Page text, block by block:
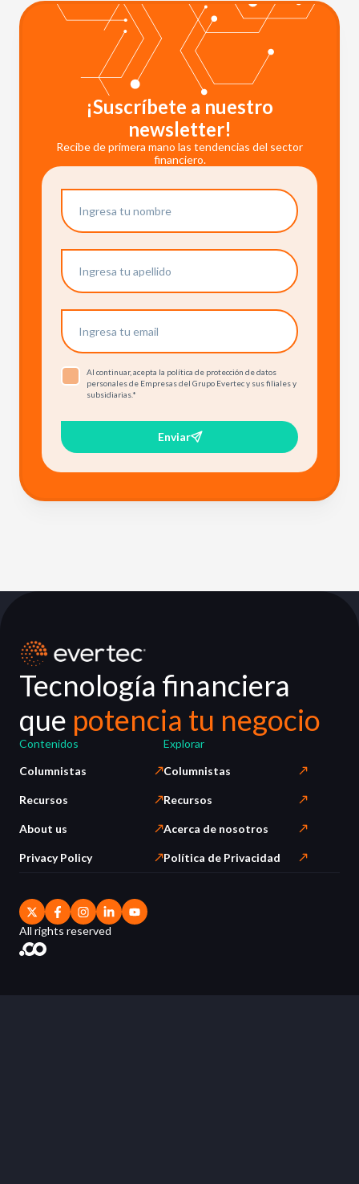
¡Suscríbete a nuestro
newsletter!
Recibe de primera mano las tendencias del sector
financiero.
Al continuar, acepta la política de protección de datos
personales de Empresas del Grupo Evertec y sus filiales y
subsidiarias.*
Enviar
Tecnología financiera
que potencia tu negocio
Contenidos
Columnistas
Recursos
About us
Privacy Policy
Explorar
Columnistas
Recursos
Acerca de nosotros
Política de Privacidad
All rights reserved